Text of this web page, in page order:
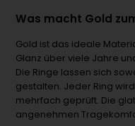
Was macht Gold
Gold ist das ideale
Glanz über viele Jahre
Die Ringe lassen sich
gestalten. Jeder Ring
mehrfach geprüft. Die
angenehmen